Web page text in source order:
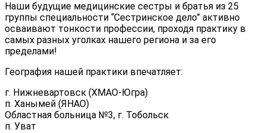
Наши будущие медицинские сестры и братья из 25
группы специальности “Сестринское дело” активно
осваивают тонкости профессии, проходя практику в
самых разных уголках нашего региона и за его
пределами!
География нашей практики впечатляет:
г. Нижневартовск (ХМАО-Югра)
п. Ханымей (ЯНАО)
Областная больница №3, г. Тобольск
п. Уват